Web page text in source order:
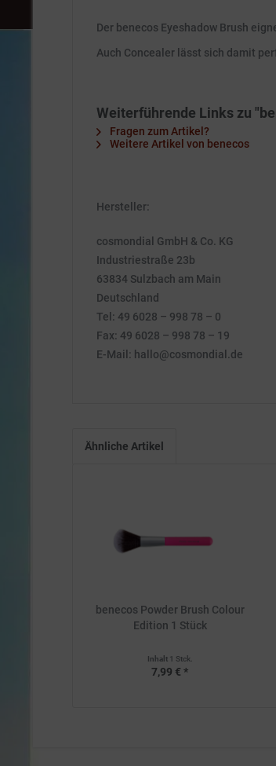
Der benecos Eyeshadow Brush
Auch Concealer lässt sich damit
Weiterführende Links zu
Fragen zum Artikel?
Weitere Artikel von benecos
Hersteller:
cosmondial GmbH & Co. KG
Industriestraße 23b
63834 Sulzbach am Main
Deutschland
Tel: 49 6028 – 998 78 – 0
Fax: 49 6028 – 998 78 – 19
E-Mail: hallo@cosmondial.de
Ähnliche Artikel
benecos Powder Brush Colour
Edition 1 Stück
Inhalt 1 Stck.
7,99 € *